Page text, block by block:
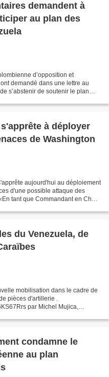
demandent à
au plan des
d’opposition et
demandé dans une lettre au
s’abstenir de soutenir le plan
à déployer
de Washington
aujourd'hui au déploiement
d'une possible attaque des
tant que Commandant en Chef
du Venezuela, de
mobilisation dans le cadre de
pièces d'artillerie .
par Michel Mujica,
condamne le
au plan